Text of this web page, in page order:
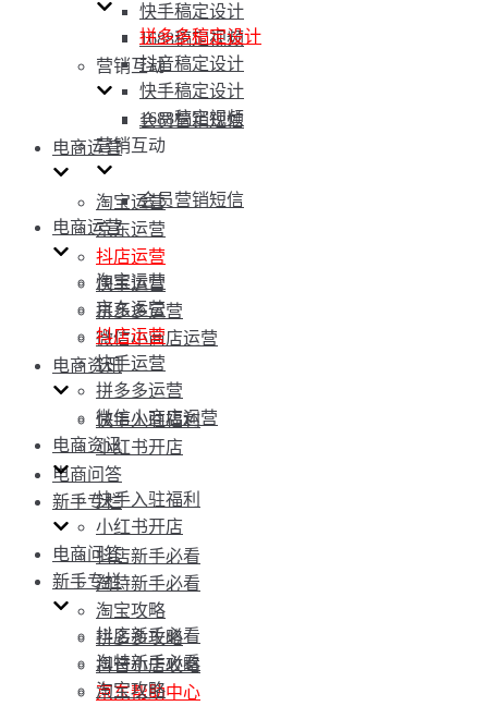
快手稿定设计
1688稿定视频
营销互动
会员营销短信
电商运营
淘宝运营
京东运营
抖店运营
快手运营
拼多多运营
微信小商店运营
电商资讯
快手入驻福利
小红书开店
电商问答
新手专栏
抖店新手必看
淘特新手必看
淘宝攻略
拼多多攻略
抖音小店攻略
京东帮助中心
拼多多稿定设计
抖音稿定设计
快手稿定设计
1688稿定视频
营销互动
会员营销短信
电商运营
淘宝运营
京东运营
抖店运营
快手运营
拼多多运营
微信小商店运营
电商资讯
快手入驻福利
小红书开店
电商问答
新手专栏
抖店新手必看
淘特新手必看
淘宝攻略